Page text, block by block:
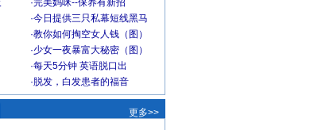
·完美妈咪--保养有新招
·今日提供三只私幕短线黑马
·教你如何掏空女人钱（图）
·少女一夜暴富大秘密（图）
·每天5分钟 英语脱口出
· 脱发，白发患者的福音
更多>>